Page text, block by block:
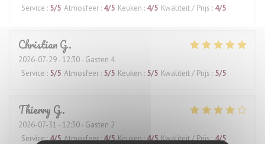
Service : 5/5 Atmosfeer : 4/5 Keuken : 4/5 Kwaliteit / Prijs : 4/5
ChristianG
2026-07-29- 12:30 - Gasten 4
Service : 5/5 Atmosfeer : 5/5 Keuken : 5/5 Kwaliteit / Prijs : 5/5
Thierry G
2026-07-31 - 12:30 - Gasten 2
Service:4/5 Atmosfeer:4/5 Keuken:4/5 Kwaliteit / Prijs:4/5